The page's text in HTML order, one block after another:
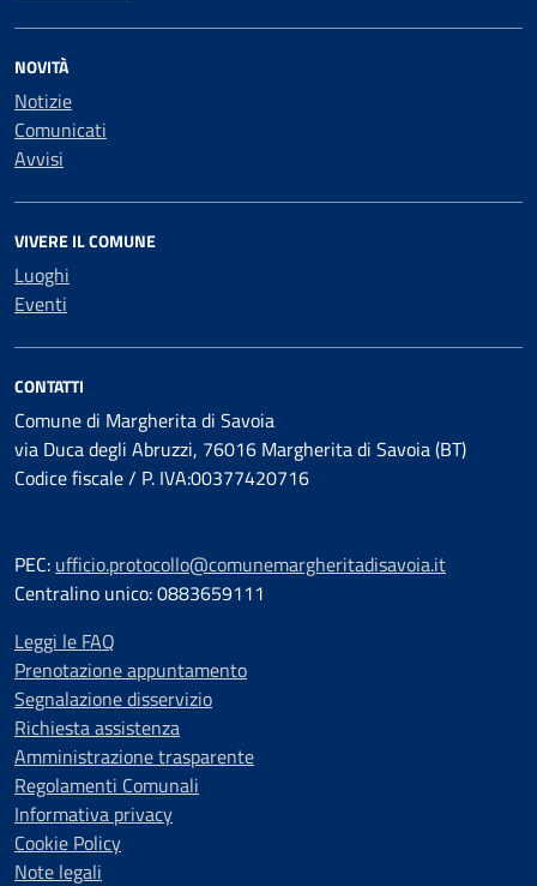
NOVITÀ
Notizie
Comunicati
Avvisi
VIVERE IL COMUNE
Luoghi
Eventi
CONTATTI
Comune di Margherita di Savoia
via Duca degli Abruzzi, 76016 Margherita di Savoia (BT)
Codice fiscale / P. IVA:00377420716
PEC: ufficio.protocollo@comunemargheritadisavoia.it
Centralino unico: 0883659111
Leggi le FAQ
Prenotazione appuntamento
Segnalazione disservizio
Richiesta assistenza
Amministrazione trasparente
Regolamenti Comunali
Informativa privacy
Cookie Policy
Note legali